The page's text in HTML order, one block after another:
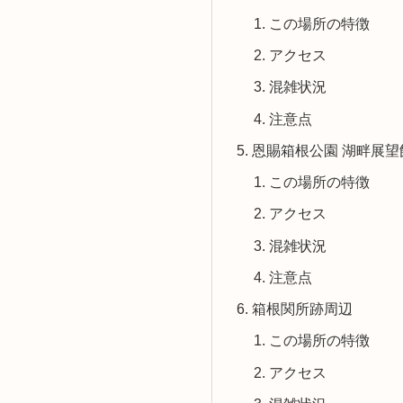
この場所の特徴
アクセス
混雑状況
注意点
恩賜箱根公園 湖畔展
この場所の特徴
アクセス
混雑状況
注意点
箱根関所跡周辺
この場所の特徴
アクセス